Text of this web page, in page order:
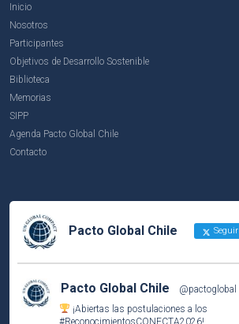
Inicio
Nosotros
Participantes
Objetivos de Desarrollo Sostenible
Biblioteca
Memorias
SIPP
Agenda Pacto Global Chile
Contacto
Pacto Global Chile Seguir
Pacto Global Chile @pactoglobal
¡Abiertas las postulaciones a los
#ReconocimientosCONECTA2026!